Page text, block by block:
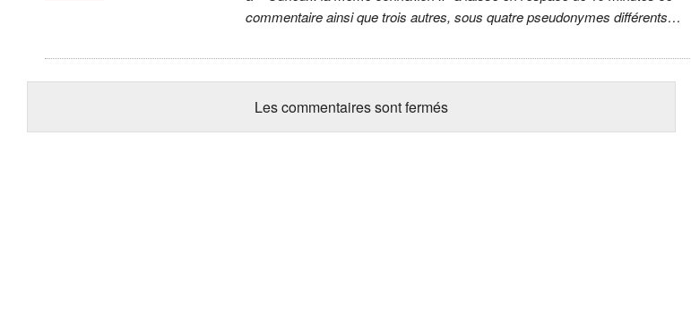
commentaire ainsi que trois autres, sous quatre pseudonymes différents…
Les commentaires sont fermés